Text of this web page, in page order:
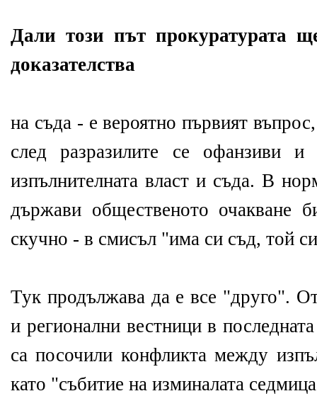
Дали този път прокуратурата
доказателства
на съда - е вероятно първият
след разразилите се офанзиви и
изпълнителната власт и съда. В
държави общественото очакване
скучно - в смисъл "има си съд, той
Тук продължава да е все "друго".
и регионални вестници в
са посочили конфликта между
като "събитие на изминалата